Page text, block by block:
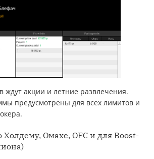
ждут акции и летние развлечения.
предусмотрены для всех лимитов и
Омахе, OFC и для Boost-